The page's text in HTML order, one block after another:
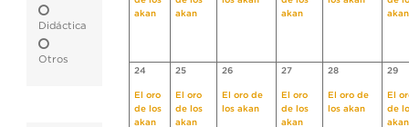
Didáctica
Otros
akan
akan
akan
akan
24
El oro
de los
akan
25
El oro
de los
akan
26
El oro de
los akan
27
El oro
de los
akan
28
El oro de
los akan
29
El
de
akan